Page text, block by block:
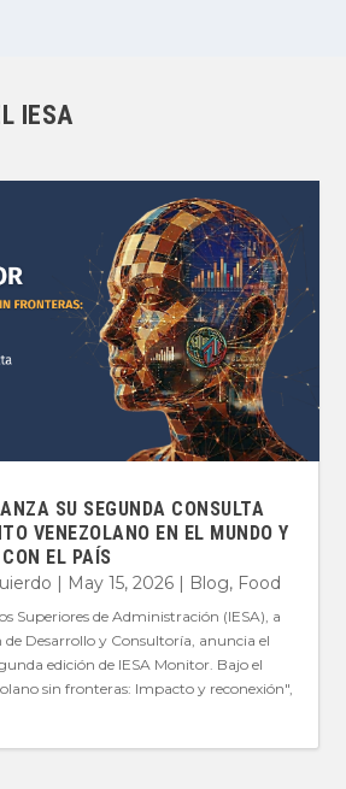
IESA
SU SEGUNDA CONSULTA
VENEZOLANO EN EL MUNDO Y
EL PAÍS
May 15, 2026 Blog, Food
Superiores de Administración (IESA), a
de Desarrollo y Consultoría, anuncia el
edición de IESA Monitor. Bajo el
sin fronteras: Impacto y reconexión",